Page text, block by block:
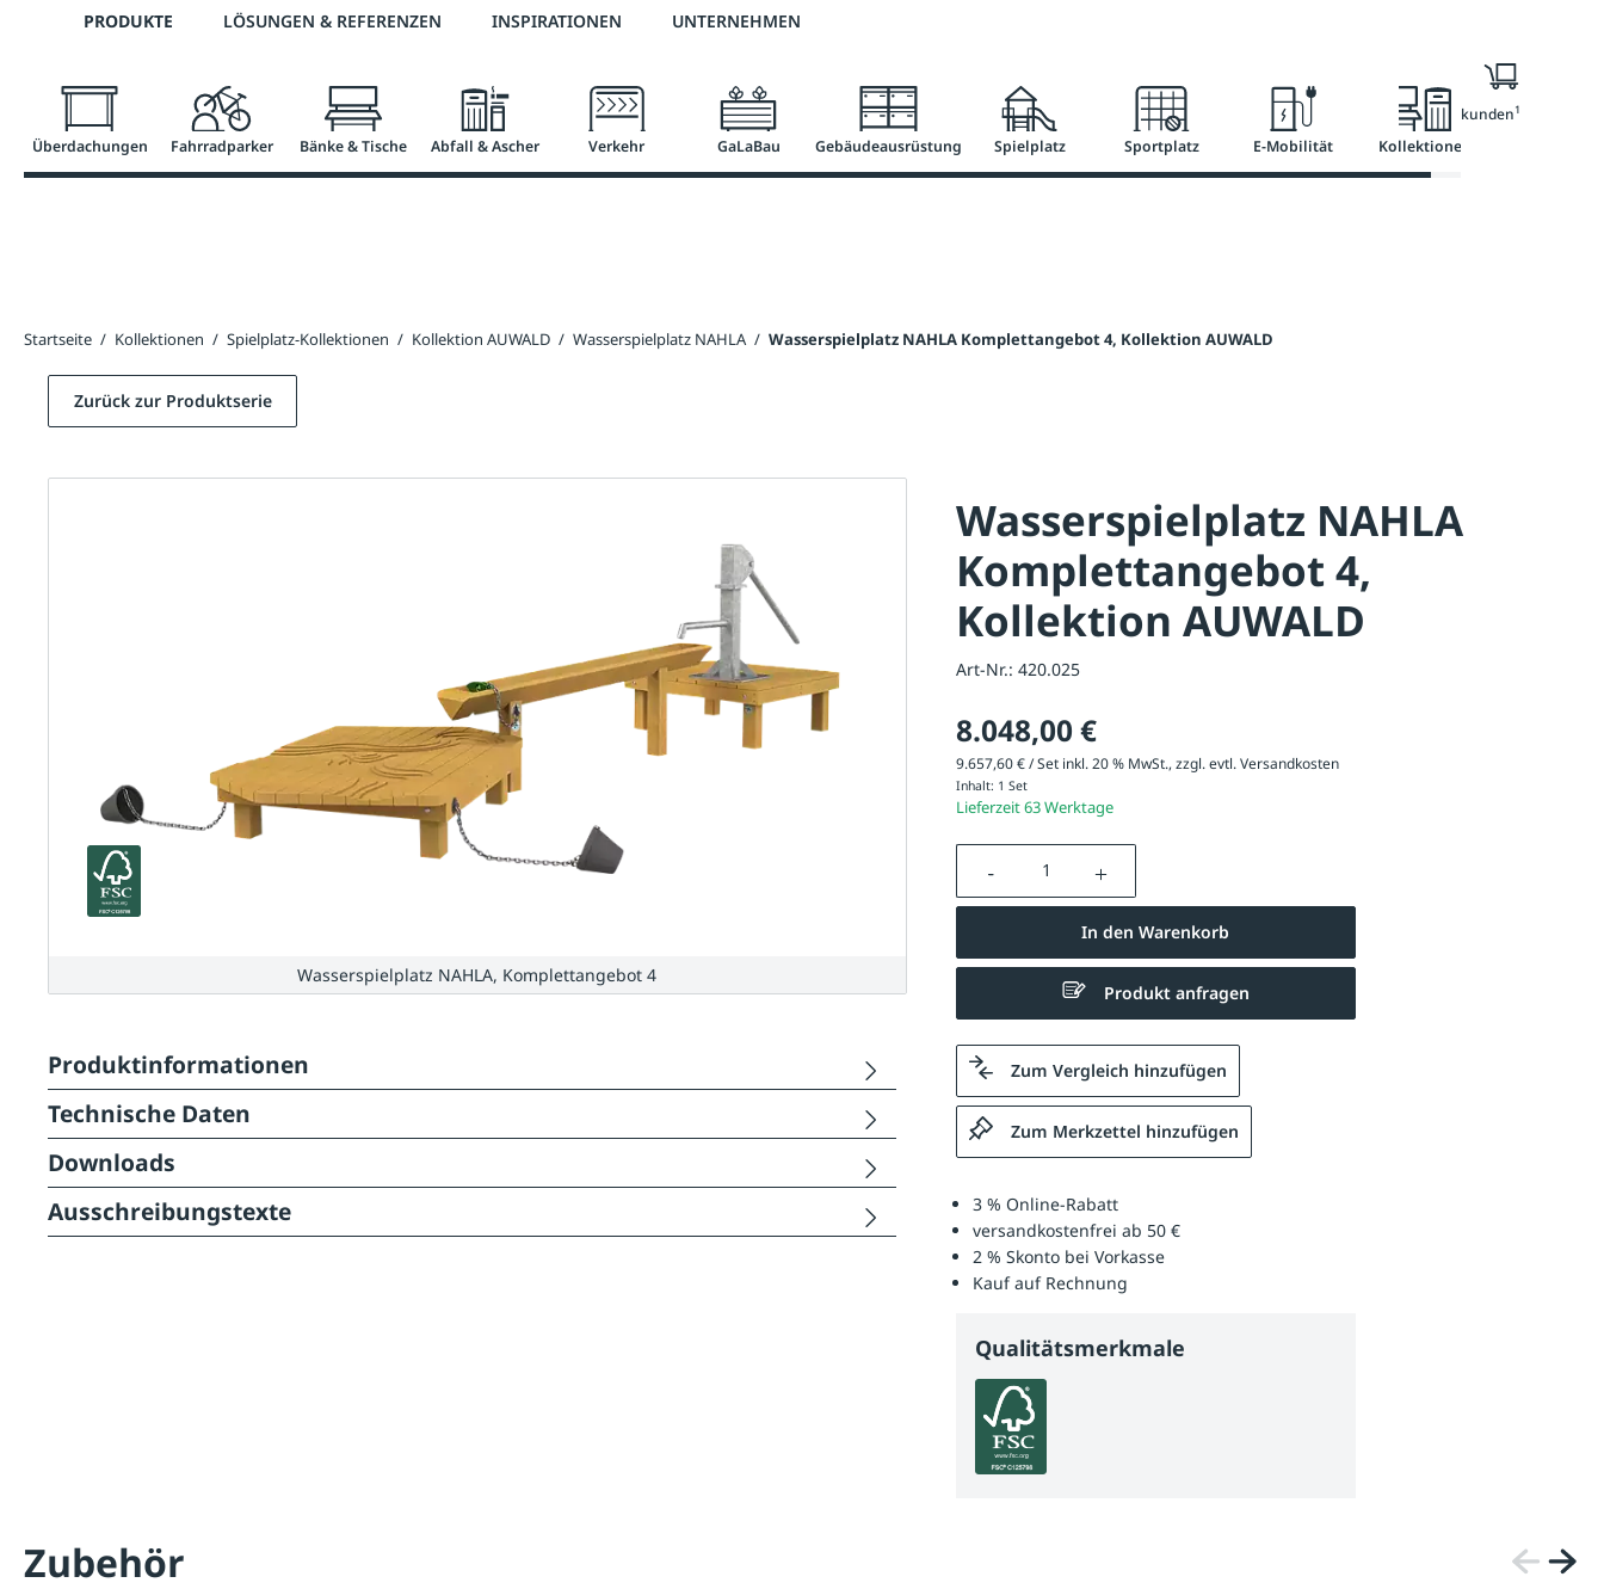
Zur Hauptnavigation springen
Telefon: +43 7672 95895 0 3 % Online-Rabatt versandkostenfrei ab 50 €
PRODUKTE LÖSUNGEN & REFERENZEN INSPIRATIONEN UNTERNEHMEN
Überdachungen Fahrradparker Bänke & Tische Abfall & Ascher Verkehr GaLaBau Gebäudeausrüstung Spielplatz Sportplatz E-Mobilität Kollektionen
Nur für Geschäftskunden1
Startseite / Kollektionen / Spielplatz-Kollektionen / Kollektion AUWALD / Wasserspielplatz NAHLA / Wasserspielplatz NAHLA Komplettangebot 4, Kollektion AUWALD
Wasserspielplatz NAHLA
Komplettangebot 4,
Kollektion AUWALD
Art-Nr.: 420.025
8.048,00 €
9.657,60 € / Set inkl. 20 % MwSt., zzgl. evtl.Versandkosten
Inhalt: 1 Set
Lieferzeit 63 Werktage
Produkt Anzahl: Gib den gewünschten Wert ein oder
In den Warenkorb
Produkt anfragen
Zum Vergleich hinzufügen
Zum Merkzettel hinzufügen
3 % Online-Rabatt
versandkostenfrei ab 50 €
2 % Skonto bei Vorkasse
Kauf auf Rechnung
Qualitätsmerkmale
Zurück zur Produktserie
Wasserspielplatz NAHLA, Komplettangebot 4
Produktinformationen
Technische Daten
Downloads
Ausschreibungstexte
Zubehör